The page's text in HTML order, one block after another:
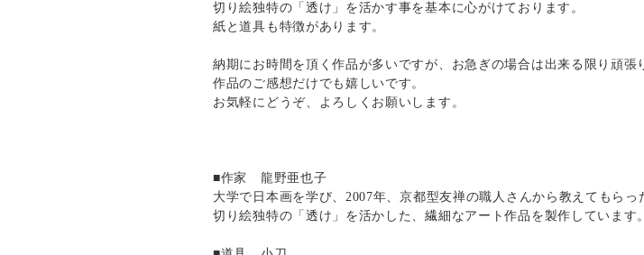
切り絵独特の「透け」を活かす事を基本に心がけております。
紙と道具も特徴があります。
納期にお時間を頂く作品が多いですが、お急ぎの場合は出来る限り頑張
作品のご感想だけでも嬉しいです。
お気軽にどうぞ、よろしくお願いします。
■作家 龍野亜也子
大学で日本画を学び、2007年、京都型友禅の職人さんから教えてもら
切り絵独特の「透け」を活かした、繊細なアート作品を製作しています。